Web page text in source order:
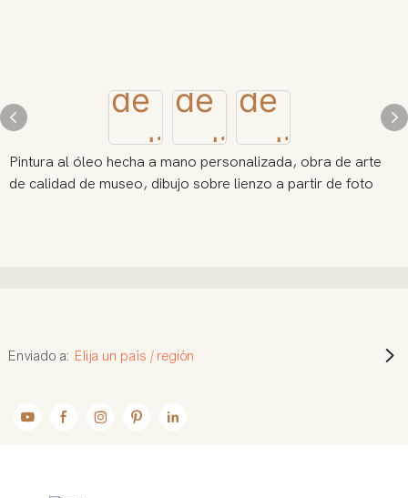
Pintura al óleo hecha a mano personalizada, obra de arte
de calidad de museo, dibujo sobre lienzo a partir de foto
Enviado a: Elija un país / región